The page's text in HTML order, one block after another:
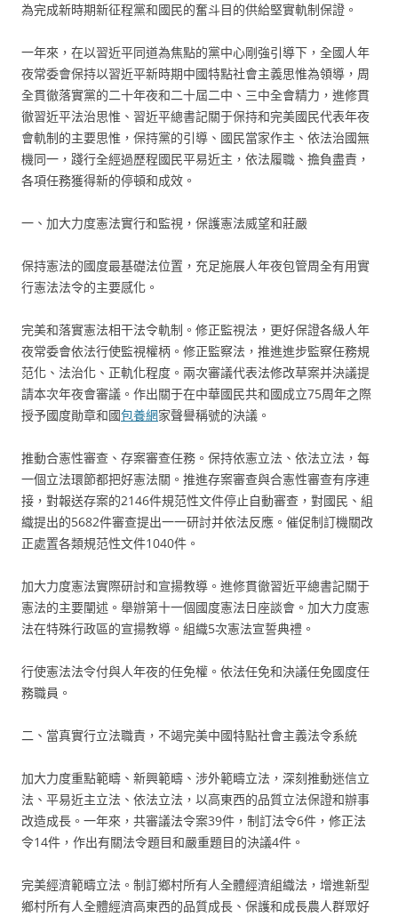
為完成新時期新征程黨和國民的奮斗目的供給堅實軌制保證。
一年來，在以習近平同道為焦點的黨中心剛強引導下，全國人年
夜常委會保持以習近平新時期中國特點社會主義思惟為領導，周
全貫徹落實黨的二十年夜和二十屆二中、三中全會精力，進修貫
徹習近平法治思惟、習近平總書記關于保持和完美國民代表年夜
會軌制的主要思惟，保持黨的引導、國民當家作主、依法治國無
機同一，踐行全經過歷程國民平易近主，依法履職、擔負盡責，
各項任務獲得新的停頓和成效。
一、加大力度憲法實行和監視，保護憲法威望和莊嚴
保持憲法的國度最基礎法位置，充足施展人年夜包管周全有用實
行憲法法令的主要感化。
完美和落實憲法相干法令軌制。修正監視法，更好保證各級人年
夜常委會依法行使監視權柄。修正監察法，推進進步監察任務規
范化、法治化、正軌化程度。兩次審議代表法修改草案并決議提
請本次年夜會審議。作出關于在中華國民共和國成立75周年之際
授予國度勛章和國包養網家聲譽稱號的決議。
推動合憲性審查、存案審查任務。保持依憲立法、依法立法，每
一個立法環節都把好憲法關。推進存案審查與合憲性審查有序連
接，對報送存案的2146件規范性文件停止自動審查，對國民、組
織提出的5682件審查提出一一研討并依法反應。催促制訂機關改
正處置各類規范性文件1040件。
加大力度憲法實際研討和宣揚教導。進修貫徹習近平總書記關于
憲法的主要闡述。舉辦第十一個國度憲法日座談會。加大力度憲
法在特殊行政區的宣揚教導。組織5次憲法宣誓典禮。
行使憲法法令付與人年夜的任免權。依法任免和決議任免國度任
務職員。
二、當真實行立法職責，不竭完美中國特點社會主義法令系統
加大力度重點範疇、新興範疇、涉外範疇立法，深刻推動迷信立
法、平易近主立法、依法立法，以高東西的品質立法保證和辦事
改造成長。一年來，共審議法令案39件，制訂法令6件，修正法
令14件，作出有關法令題目和嚴重題目的決議4件。
完美經濟範疇立法。制訂鄉村所有人全體經濟組織法，增進新型
鄉村所有人全體經濟高東西的品質成長、保護和成長農人群眾好